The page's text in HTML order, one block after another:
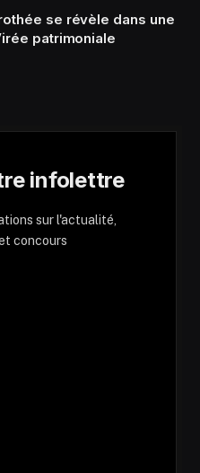
se révèle dans une
patrimoniale
infolettre
sur l'actualité,
concours